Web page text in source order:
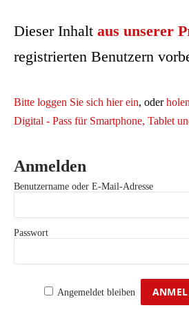
Dieser Inhalt aus unserer
registrierten Benutzern
Bitte loggen Sie sich hier ein, oder
Digital - Pass für Smartphone, Tablet
Anmelden
Benutzername oder E-Mail-Adresse
Passwort
Angemeldet bleiben